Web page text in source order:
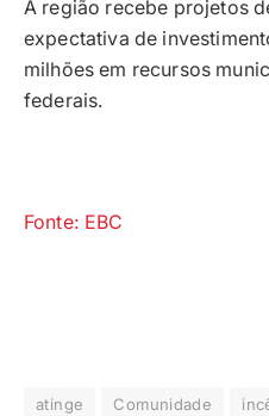
A região recebe projetos
expectativa de
milhões em recursos
federais.
Fonte: EBC
atinge Comunidade